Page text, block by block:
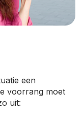
een
voorrang moet
uit: